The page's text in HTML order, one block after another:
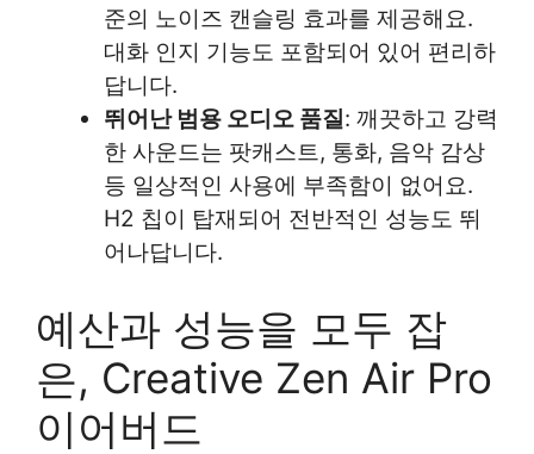
준의 노이즈 캔슬링 효과를 제공해요.
대화 인지 기능도 포함되어 있어 편리하
답니다.
뛰어난 범용 오디오 품질: 깨끗하고 강력
한 사운드는 팟캐스트, 통화, 음악 감상
등 일상적인 사용에 부족함이 없어요.
H2 칩이 탑재되어 전반적인 성능도 뛰
어나답니다.
예산과 성능을 모두 잡
은, Creative Zen Air Pro
이어버드